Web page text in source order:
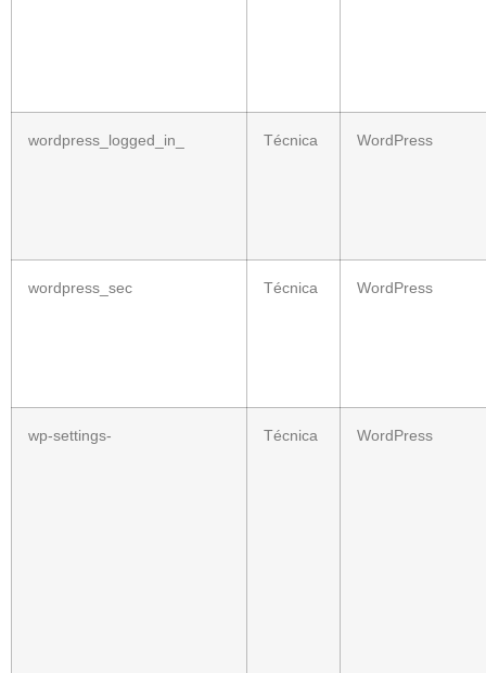
wordpress_logged_in_ Técnica WordPress
wordpress_sec Técnica WordPress
wp-settings- Técnica WordPress